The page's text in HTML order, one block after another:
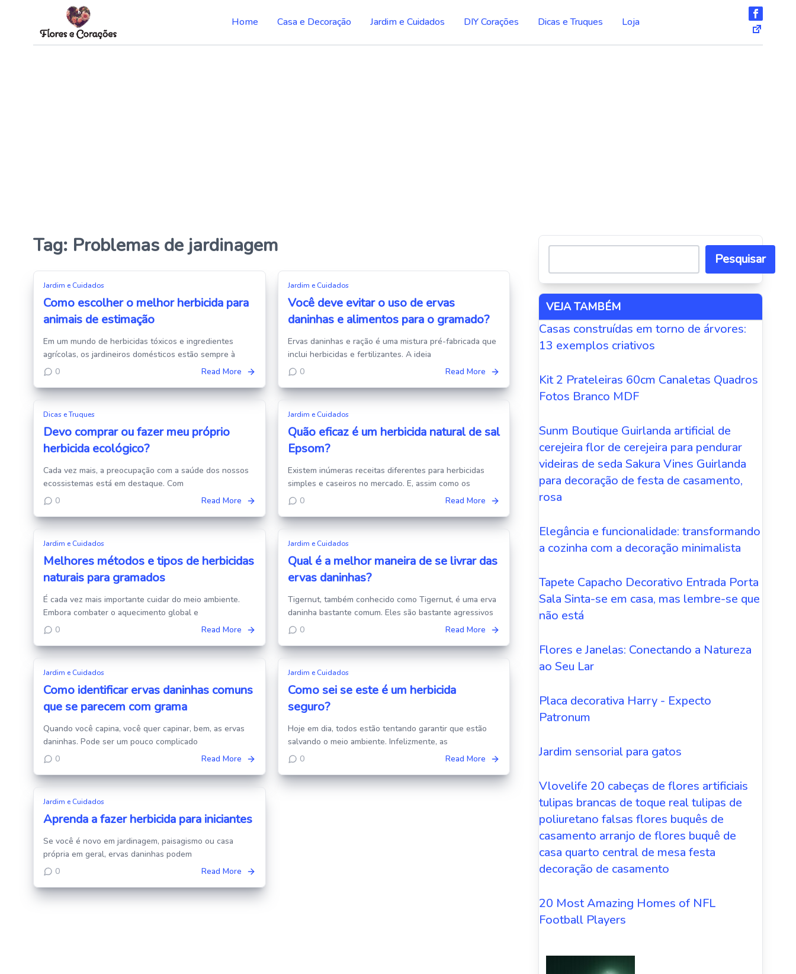
Skip
to
Home Casa e Decoração Jardim e Cuidados DIY Corações Dicas e Truques Loja
Tag: Problemas de jardinagem
Jardim e Cuidados
Como escolher o melhor herbicida para
animais de estimação
Em um mundo de herbicidas tóxicos e ingredientes
agrícolas, os jardineiros domésticos estão sempre à
0
Read More
Jardim e Cuidados
Você deve evitar o uso de ervas
daninhas e alimentos para o gramado?
Ervas daninhas e ração é uma mistura pré-fabricada que
inclui herbicidas e fertilizantes. A ideia
0
Read More
Dicas e Truques
Devo comprar ou fazer meu próprio
herbicida ecológico?
Cada vez mais, a preocupação com a saúde dos nossos
ecossistemas está em destaque. Com
0
Read More
Jardim e Cuidados
Quão eficaz é um herbicida natural de sal
Epsom?
Existem inúmeras receitas diferentes para herbicidas
simples e caseiros no mercado. E, assim como os
0
Read More
Jardim e Cuidados
Melhores métodos e tipos de herbicidas
naturais para gramados
É cada vez mais importante cuidar do meio ambiente.
Embora combater o aquecimento global e
0
Read More
Jardim e Cuidados
Qual é a melhor maneira de se livrar das
ervas daninhas?
Tigernut, também conhecido como Tigernut, é uma erva
daninha bastante comum. Eles são bastante agressivos
0
Read More
Jardim e Cuidados
Como identificar ervas daninhas comuns
que se parecem com grama
Quando você capina, você quer capinar, bem, as ervas
daninhas. Pode ser um pouco complicado
0
Read More
Jardim e Cuidados
Como sei se este é um herbicida
seguro?
Hoje em dia, todos estão tentando garantir que estão
salvando o meio ambiente. Infelizmente, as
0
Read More
Jardim e Cuidados
Aprenda a fazer herbicida para iniciantes
Se você é novo em jardinagem, paisagismo ou casa
própria em geral, ervas daninhas podem
0
Read More
Pesquisar
VEJA TAMBÉM
Casas construídas em torno de árvores:
13 exemplos criativos
Kit 2 Prateleiras 60cm Canaletas Quadros
Fotos Branco MDF
Sunm Boutique Guirlanda artificial de
cerejeira flor de cerejeira para pendurar
videiras de seda Sakura Vines Guirlanda
para decoração de festa de casamento,
rosa
Elegância e funcionalidade: transformando
a cozinha com a decoração minimalista
Tapete Capacho Decorativo Entrada Porta
Sala Sinta-se em casa, mas lembre-se que
não está
Flores e Janelas: Conectando a Natureza
ao Seu Lar
Placa decorativa Harry - Expecto
Patronum
Jardim sensorial para gatos
Vlovelife 20 cabeças de flores artificiais
tulipas brancas de toque real tulipas de
poliuretano falsas flores buquês de
casamento arranjo de flores buquê de
casa quarto central de mesa festa
decoração de casamento
20 Most Amazing Homes of NFL
Football Players